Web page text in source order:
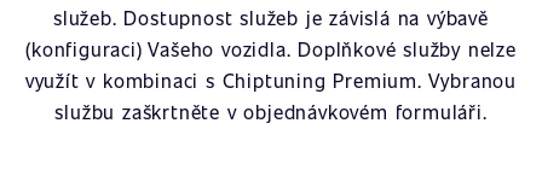
služeb. Dostupnost služeb je závislá na výbavě
(konfiguraci) Vašeho vozidla. Doplňkové služby nelze
využít v kombinaci s Chiptuning Premium. Vybranou
službu zaškrtněte v objednávkovém formuláři.